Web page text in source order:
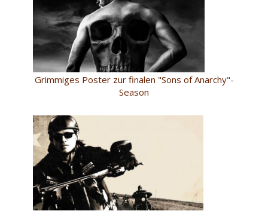
Grimmiges Poster zur finalen "Sons of Anarchy"-
Season